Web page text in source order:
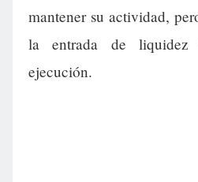
mantener su actividad,
la entrada de liquidez
ejecución.